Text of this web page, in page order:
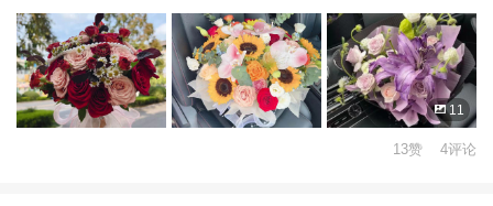
11
13赞 4评论